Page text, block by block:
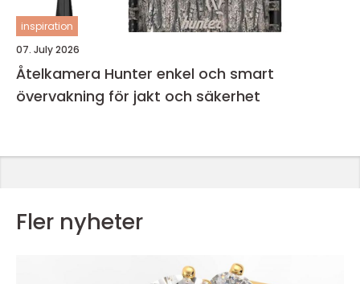
inspiration
07. July 2026
Åtelkamera Hunter enkel och smart
övervakning för jakt och säkerhet
Fler nyheter